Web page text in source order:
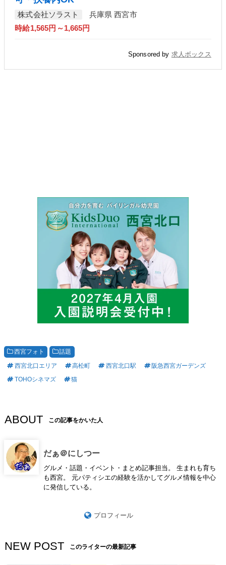
株式会社ソラスト
兵庫県 西宮市
時給1,565円～1,665円
Sponsored by 求人ボックス
西宮フォト
話題
西宮北口エリア
高松町 西宮北口駅
阪急西宮ガーデンズ
TOHOシネマズ
猫
ABOUT この記事をかいた人
だぁ＠にしつー
グルメ・話題・イベント・まとめ記事担当。 生まれも育ち
も西宮。 元パティシエの経験を活かしてグルメ情報を中心
に発信している。
プロフィール
NEW POST このライターの最新記事